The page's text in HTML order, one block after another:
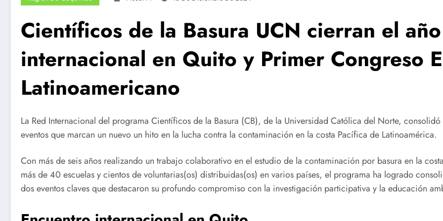
Científicos de la Basura UCN cierran el
internacional en Quito y Primer Congreso
Latinoamericano
La Red Internacional del programa Científicos de la Basura (CB), de la Universidad Católica del Norte,
eventos que marcan un nuevo un hito en la lucha contra la contaminación en la costa Pacífica de Latinoamérica.
Con más de seis años realizando un trabajo colaborativo en el estudio de la contaminación por basura en la
más de 40 escuelas y cientos de voluntarias(os) distribuidas(os) en varios países, el programa ha logrado
dos eventos claves que destacaron su profundo compromiso con la investigación participativa y la educación